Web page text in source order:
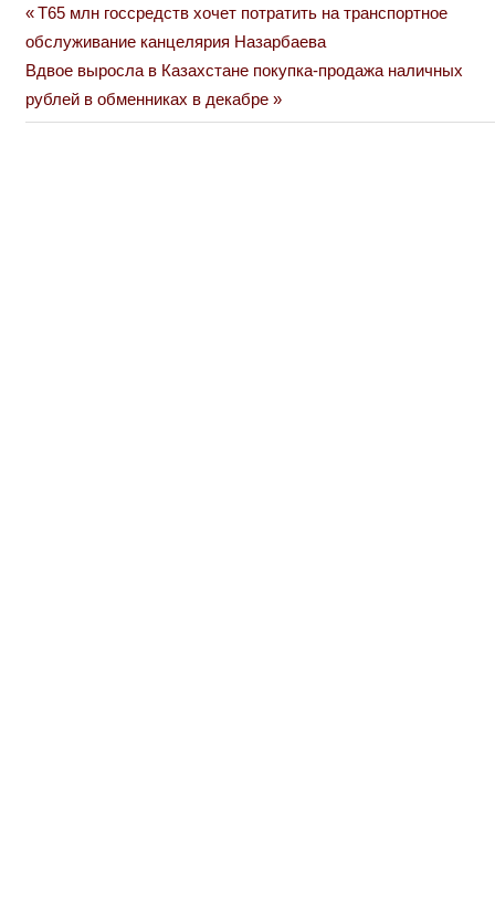
Навигация
по
записям
Previous
Post:
Т65 млн госсредств хочет потратить на транспортное
обслуживание канцелярия Назарбаева
Next
Post:
Вдвое выросла в Казахстане покупка-продажа наличных
рублей в обменниках в декабре